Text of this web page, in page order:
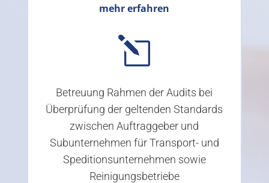
mehr erfahren
l
Betreuung Rahmen der Audits bei
Überprüfung der geltenden Standards
zwischen Auftraggeber und
Subunternehmen für Transport- und
Speditionsunternehmen sowie
Reinigungsbetriebe